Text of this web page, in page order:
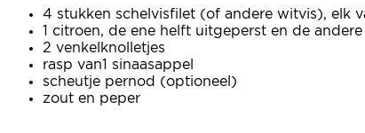
4 stukken schelvisfilet (of andere witvis), elk
1 citroen, de ene helft uitgeperst en de
2 venkelknolletjes
rasp van1 sinaasappel
scheutje pernod (optioneel)
zout en peper